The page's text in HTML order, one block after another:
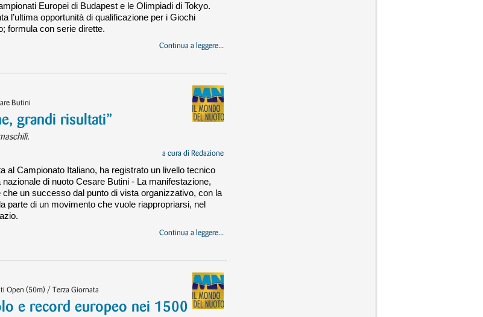
Europei di Budapest e le Olimpiadi di Tokyo.
l’ultima opportunità di qualificazione per i Giochi
formula con serie dirette.
Continua a leggere...
Butini
grandi risultati”
a cura di Redazione
al Campionato Italiano, ha registrato un livello tecnico
di nuoto Cesare Butini - La manifestazione,
un successo dal punto di vista organizzativo, con la
parte di un movimento che vuole riappropriarsi, nel
Continua a leggere...
Open (50m) / Terza Giornata
e record europeo nei 1500